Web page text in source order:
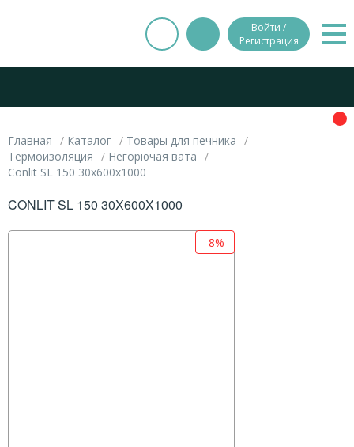
Войти /
Регистрация
Главная Каталог
Товары для печника
Термоизоляция
Негорючая вата
Conlit SL 150 30x600x1000
CONLIT SL 150 30X600X1000
-8%